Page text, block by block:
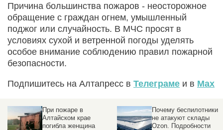
Причина большинства пожаров - неосторожное
обращение с граждан огнем, умышленный
поджог или случайность. В МЧС просят в
условиях сухой и ветренной погоды уделять
особое внимание соблюдению правил пожарной
безопасности.
Подпишитесь на Алтапресс в Телеграме и в Max
При пожаре в
Алтайском крае
погибла женщина
Почему беспилотники
не атакуют склады
Ozon. Подробности